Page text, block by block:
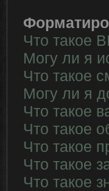
Что такое
Могу ли я
Что такое
Могу ли я
Что такое
Что такое
Что такое
Что такое
Что такое